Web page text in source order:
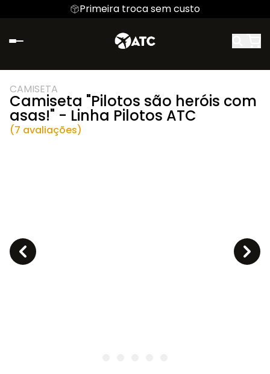
Primeira troca sem custo
CAMISETA
Camiseta "Pilotos são heróis com
asas!" - Linha Pilotos ATC
(7 avaliações)